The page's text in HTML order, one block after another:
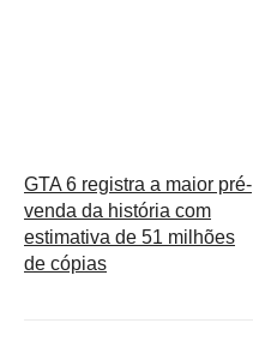
GTA 6 registra a maior pré-
venda da história com
estimativa de 51 milhões
de cópias